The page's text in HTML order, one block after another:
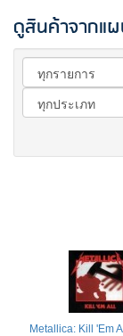
ดูสินค้าจากแ
Metallica: Kill 'Em